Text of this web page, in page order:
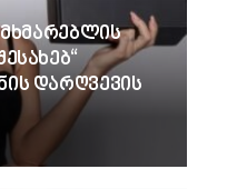
დარღვევის